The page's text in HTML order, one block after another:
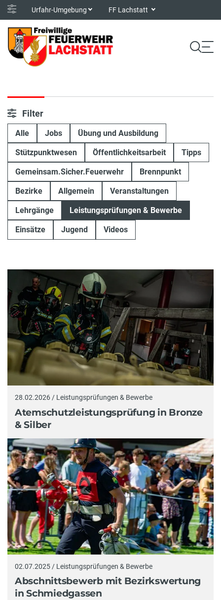
Urfahr-Umgebung FF Lachstatt
Filter
Alle Jobs Übung und Ausbildung
Stützpunktwesen Öffentlichkeitsarbeit Tipps
Gemeinsam.Sicher.Feuerwehr Brennpunkt
Bezirke Allgemein Veranstaltungen
Lehrgänge Leistungsprüfungen & Bewerbe
Einsätze Jugend Videos
28.02.2026 / Leistungsprüfungen & Bewerbe
Atemschutzleistungsprüfung in Bronze
& Silber
02.07.2025 / Leistungsprüfungen & Bewerbe
Abschnittsbewerb mit Bezirkswertung
in Schmiedgassen